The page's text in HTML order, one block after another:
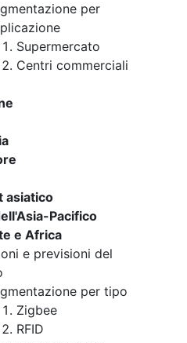
per
Supermercato
Centri commerciali
asiatico
Pacifico
e Africa
e previsioni del
per tipo
Zigbee
RFID